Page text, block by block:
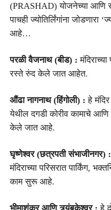
(PRASHAD) योजनेच्या आणि
पाचही ज्योतिर्लिंगांना जोडणारा
आहे…
परळी वैजनाथ (बीड) :
रस्ते रुंद केले जात आहेत.
औंढा नागनाथ (हिंगोली) : हे
येथील दगडी कोरीव कामाचे आणि
केले जात आहे.
घृष्णेश्वर (छत्रपती संभाजीनगर) :
मंदिराच्या परिसरात पार्किंग,
काम सुरू आहे.
भीमाशंकर आणि त्र्यंबकेश्वर : हे